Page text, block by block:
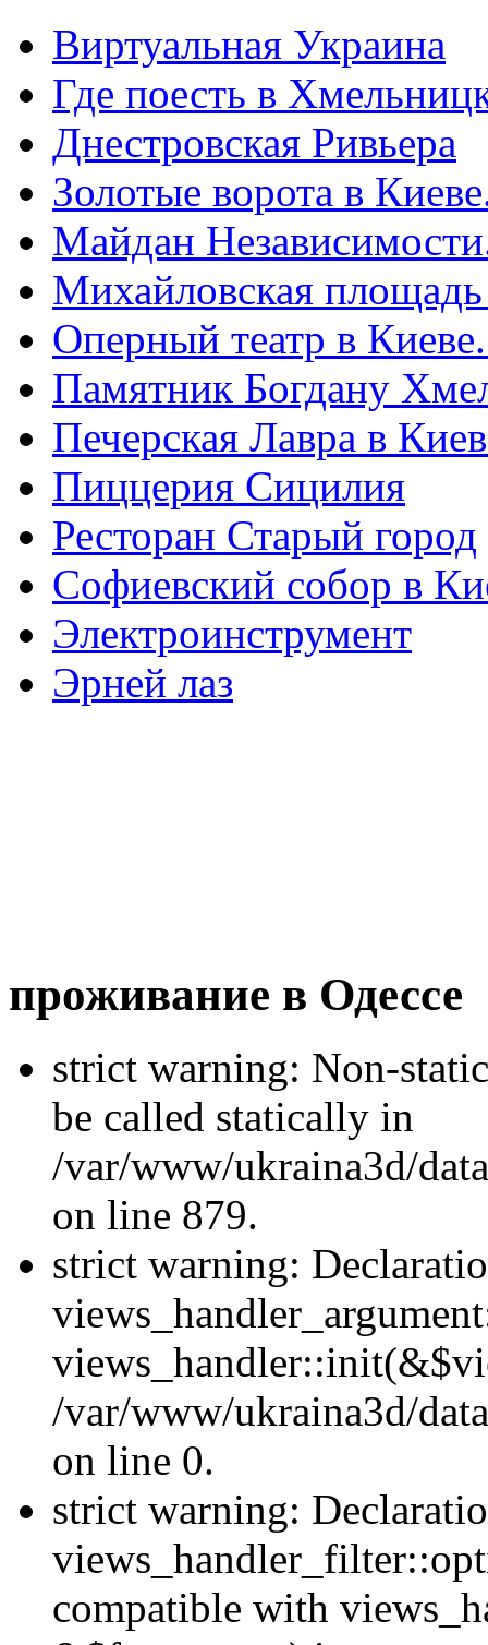
Виртуальная Украина
Где поесть в
Днестровская Ривьера
Золотые ворота в
Майдан
Михайловская
Оперный театр в
Памятник Богдану
Печерская Лавра в
Пиццерия Сицилия
Ресторан Старый город
Софиевский собор в
Электроинструмент
Эрней лаз
проживание в Одессе
strict warning: Non-
be called statically in
/var/www/ukraina3d/
on line 879.
strict warning:
/var/www/ukraina3d/
on line 0.
strict warning:
compatible with